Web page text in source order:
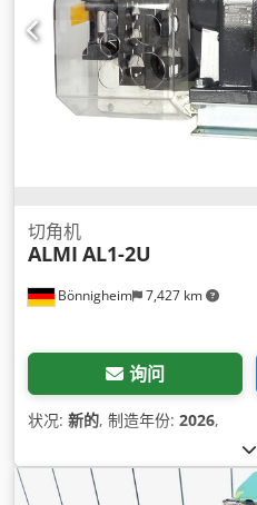
Bönnigheim 7,427 km
切角机
ALMI AL1-2U
询问
状况: 新的, 制造年份: 2026,